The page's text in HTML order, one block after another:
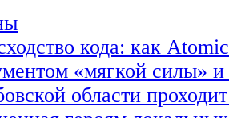
кода: как
«мягкой силы» и
области